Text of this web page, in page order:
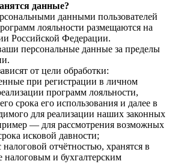
данные?
данными пользователей
лояльности размещаются на
Российской Федерации.
персональные данные за пределы
от цели обработки:
при регистрации в личном
программ лояльности,
срока его использования и далее в
для реализации наших законных
— для рассмотрения возможных
исковой давности;
отчётностью, хранятся в
налоговым и бухгалтерским